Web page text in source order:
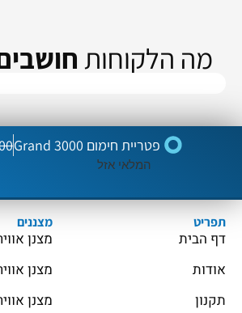
מה הלקוחות
פטריית חימום 3000 Grand
המלאי אזל
תפריט
דף הבית
אודות
תקנון
מצננים
מצנן
מצנן
מצנן